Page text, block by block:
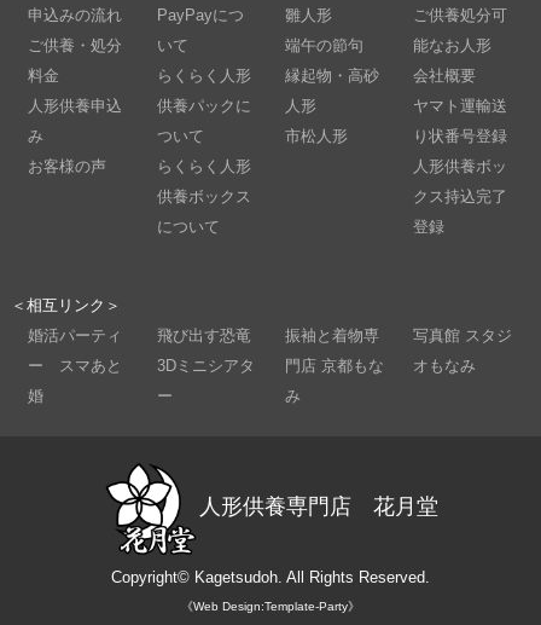
申込みの流れ
ご供養・処分
料金
人形供養申込
み
お客様の声
PayPayにつ
いて
らくらく人形
供養パックに
ついて
らくらく人形
供養ボックス
について
雛人形
端午の節句
縁起物・高砂
人形
市松人形
ご供養処分可
能なお人形
会社概要
ヤマト運輸送
り状番号登録
人形供養ボッ
クス持込完了
登録
＜相互リンク＞
婚活パーティ
ー スマあと
婚
飛び出す恐竜
3Dミニシアタ
ー
振袖と着物専
門店 京都もな
み
写真館 スタジ
オもなみ
人形供養専門店 花月堂
Copyright© Kagetsudoh. All Rights Reserved.
《Web Design:Template-Party》